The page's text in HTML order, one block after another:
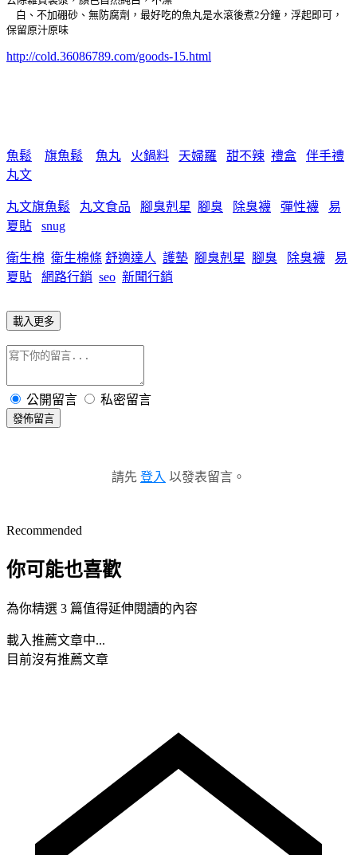
白、不加硼砂、無防腐劑，最好吃的魚丸是水滾後煮2分鐘，浮起即可，
保留原汁原味
http://cold.36086789.com/goods-15.html
魚鬆 旗魚鬆 魚丸 火鍋料 天婦羅 甜不辣 禮盒
伴手禮
丸文
丸文旗魚鬆 丸文食品 腳臭剋星 腳臭 除臭襪 彈性襪
易
夏貼
snug
衛生棉 衛生棉條 舒適達人 護墊 腳臭剋星 腳臭 除臭襪
易
夏貼
網路行銷 seo 新聞行銷
載入更多
公開留言 私密留言
發佈留言
請先 登入 以發表留言。
Recommended
你可能也喜歡
為你精選 3 篇值得延伸閱讀的內容
載入推薦文章中...
目前沒有推薦文章